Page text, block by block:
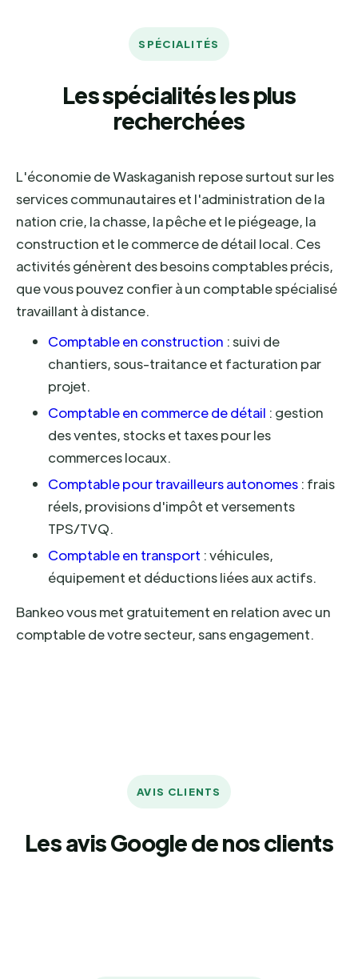
SPÉCIALITÉS
Les spécialités les plus
recherchées
L'économie de Waskaganish repose surtout sur les
services communautaires et l'administration de la
nation crie, la chasse, la pêche et le piégeage, la
construction et le commerce de détail local. Ces
activités génèrent des besoins comptables précis,
que vous pouvez confier à un comptable spécialisé
travaillant à distance.
Comptable en construction : suivi de
chantiers, sous-traitance et facturation par
projet.
Comptable en commerce de détail : gestion
des ventes, stocks et taxes pour les
commerces locaux.
Comptable pour travailleurs autonomes : frais
réels, provisions d'impôt et versements
TPS/TVQ.
Comptable en transport : véhicules,
équipement et déductions liées aux actifs.
Bankeo vous met gratuitement en relation avec un
comptable de votre secteur, sans engagement.
AVIS CLIENTS
Les avis Google de nos clients